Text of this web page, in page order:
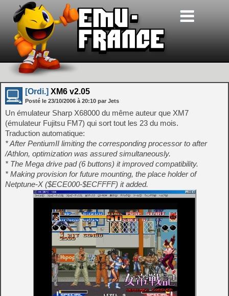
[Ordi.] XM6 v2.05
Posté le 23/10/2006 à 20:10 par Jets
Un émulateur Sharp X68000 du même auteur que XM7
(émulateur Fujitsu FM7) qui sort tout les 23 du mois.
Traduction automatique:
* After PentiumII limiting the corresponding processor to after
/Athlon, optimization was assured simultaneously.
* The Mega drive pad (6 buttons) it improved compatibility.
* Making provision for future mounting, the place holder of
Netptune-X ($ECE000-$ECFFFF) it added.